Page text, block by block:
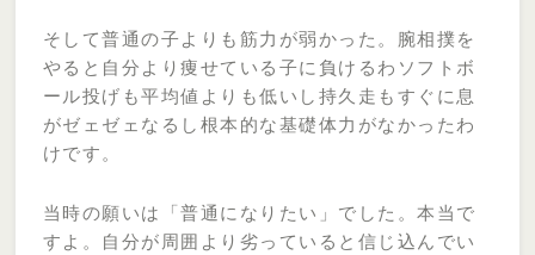
そして普通の子よりも筋力が弱かった。腕相撲を
やると自分より痩せている子に負けるわソフトボ
ール投げも平均値よりも低いし持久走もすぐに息
がゼェゼェなるし根本的な基礎体力がなかったわ
けです。
当時の願いは「普通になりたい」でした。本当で
すよ。自分が周囲より劣っていると信じ込んでい